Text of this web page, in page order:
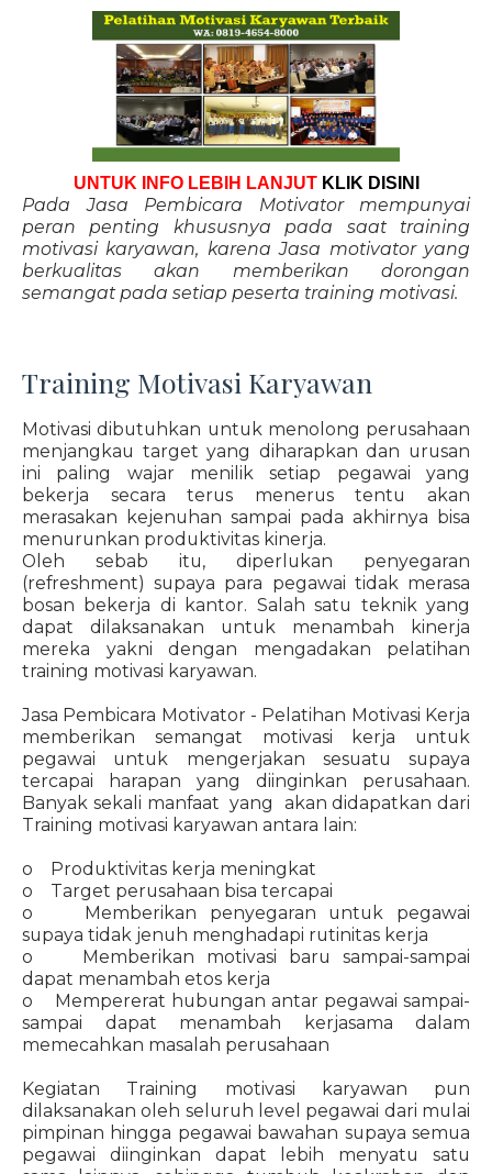
UNTUK INFO LEBIH LANJUT KLIK DISINI
Pada Jasa Pembicara Motivator mempunyai
peran penting khususnya pada saat training
motivasi karyawan, karena Jasa motivator yang
berkualitas akan memberikan dorongan
semangat pada setiap peserta training motivasi.
Training Motivasi Karyawan
Motivasi dibutuhkan untuk menolong perusahaan
menjangkau target yang diharapkan dan urusan
ini paling wajar menilik setiap pegawai yang
bekerja secara terus menerus tentu akan
merasakan kejenuhan sampai pada akhirnya bisa
menurunkan produktivitas kinerja.
Oleh sebab itu, diperlukan penyegaran
(refreshment) supaya para pegawai tidak merasa
bosan bekerja di kantor. Salah satu teknik yang
dapat dilaksanakan untuk menambah kinerja
mereka yakni dengan mengadakan pelatihan
training motivasi karyawan.
Jasa Pembicara Motivator - Pelatihan Motivasi Kerja
memberikan semangat motivasi kerja untuk
pegawai untuk mengerjakan sesuatu supaya
tercapai harapan yang diinginkan perusahaan.
Banyak sekali manfaat yang akan didapatkan dari
Training motivasi karyawan antara lain:
o Produktivitas kerja meningkat
o Target perusahaan bisa tercapai
o Memberikan penyegaran untuk pegawai
supaya tidak jenuh menghadapi rutinitas kerja
o Memberikan motivasi baru sampai-sampai
dapat menambah etos kerja
o Mempererat hubungan antar pegawai sampai-
sampai dapat menambah kerjasama dalam
memecahkan masalah perusahaan
Kegiatan Training motivasi karyawan pun
dilaksanakan oleh seluruh level pegawai dari mulai
pimpinan hingga pegawai bawahan supaya semua
pegawai diinginkan dapat lebih menyatu satu